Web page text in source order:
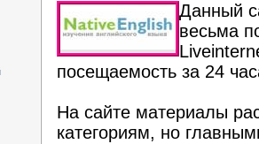
Данный
весьма
посещаемость за 24
На сайте материалы
категориям, но